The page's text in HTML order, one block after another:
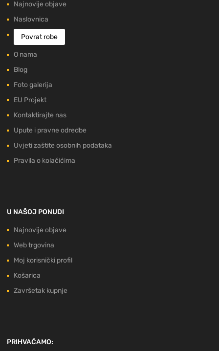
Najnovije objave
Naslovnica
Povrat robe
O nama
Blog
Foto galerija
EU Projekt
Kontaktirajte nas
Upute i pravne odredbe
Uvjeti zaštite osobnih podataka
Pravila o kolačićima
U NAŠOJ PONUDI
Najnovije objave
Web trgovina
Moj korisnički profil
Košarica
Završetak kupnje
PRIHVAĆAMO: